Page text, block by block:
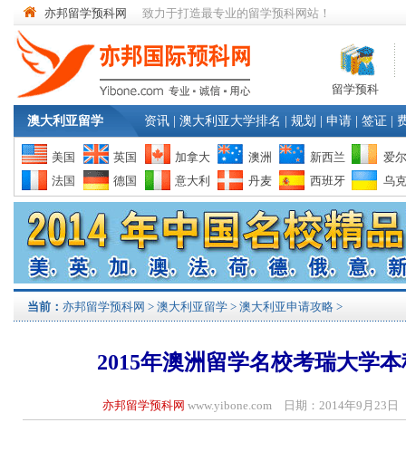
亦邦留学预科网 致力于打造最专业的留学预科网站！
留学预科
澳大利亚留学 资讯 澳大利亚大学排名 规划 申请 签证
美国 英国 加拿大 澳洲 新西兰
爱
法国
德国 意大利 丹麦 西班牙 乌
当前： 亦邦留学预科网 > 澳大利亚留学 > 澳大利亚申请攻略 >
2015年澳洲留学名校考瑞大学
亦邦留学预科网 www.yibone.com 日期：2014年9月23